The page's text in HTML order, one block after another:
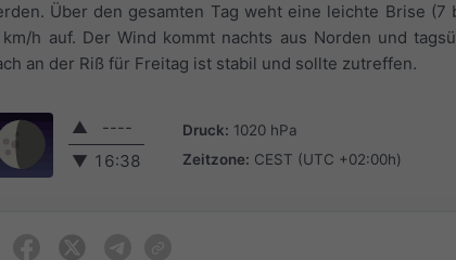
Über den gesamten Tag weht eine leichte Brise (7
h auf. Der Wind kommt nachts aus Norden und
an der Riß für Freitag ist stabil und sollte zutreffen.
▲
----
▼ 16:38
Druck: 1020 hPa
Zeitzone: CEST (UTC +02:00h)